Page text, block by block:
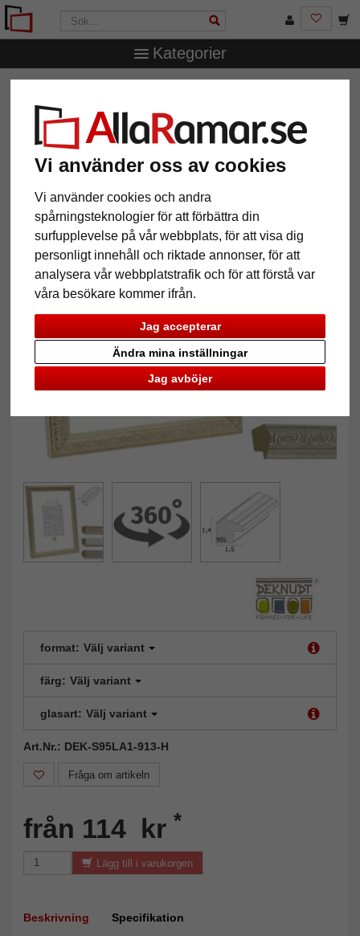
Vi använder oss av cookies
Vi använder cookies och andra
spårningsteknologier för att förbättra din
surfupplevelse på vår webbplats, för att visa dig
personligt innehåll och riktade annonser, för att
analysera vår webbplatstrafik och för att förstå var
våra besökare kommer ifrån.
Jag accepterar
Jag avböjer
Ändra mina inställningar
Kategorier
Plastram Rooien
Tillbaka
format: Välj variant
färg: Välj variant
glasart: Välj variant
Art.Nr.: DEK-S95LA1-913-H
Fråga om artikeln
från 114 kr *
Lägg till i varukorgen
Beskrivning Specifikation